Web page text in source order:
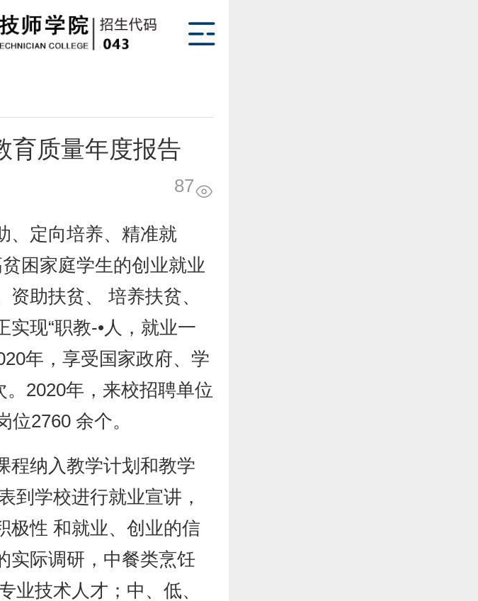
育质量年度报告
87
、定向培养、精准就
困家庭学生的创业就业
助扶贫、 培养扶贫、
现“职教-•人，就业一
年，享受国家政府、学
2020年，来校招聘单位
2760 余个。
程纳入教学计划和教学
到学校进行就业宣讲，
极性 和就业、创业的信
实际调研，中餐类烹饪
业技术人才；中、低、